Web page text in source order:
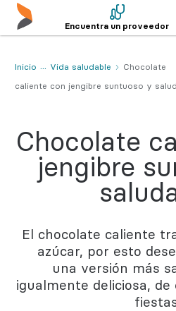
Encuentra un proveedor
Inicio Vida saludable
Chocolate
caliente con jengibre suntuoso y
Chocolate
jengibre
El chocolate caliente
azúcar, por esto
una versión más
igualmente deliciosa,